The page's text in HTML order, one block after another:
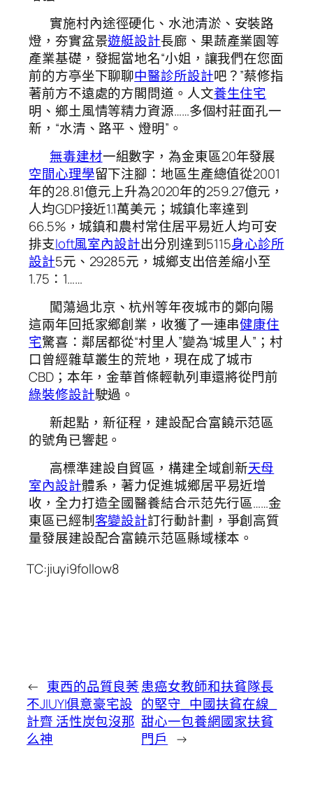
實施村內途徑硬化、水池清淤、安裝路
燈，夯實盆景遊艇設計長廊、果蔬產業園等
產業基礎，發掘當地名“小姐，讓我們在您面
前的方亭坐下聊聊中醫診所設計吧？”蔡修指
著前方不遠處的方閣問道。人文養生住宅
明、鄉土風情等精力資源……多個村莊面孔一
新，“水清、路平、燈明”。
無毒建材一組數字，為金東區20年發展
空間心理學留下注腳：地區生產總值從2001
年的28.81億元上升為2020年的259.27億元，
人均GDP接近1.1萬美元；城鎮化率達到
66.5%，城鎮和農村常住居平易近人均可安
排支loft風室內設計出分別達到5115身心診所
設計5元、29285元，城鄉支出倍差縮小至
1.75：1……
闖蕩過北京、杭州等年夜城市的鄭向陽
這兩年回抵家鄉創業，收獲了一連串健康住
宅驚喜：鄰居都從“村里人”變為“城里人”；村
口曾經雜草叢生的荒地，現在成了城市
CBD；本年，金華首條輕軌列車還將從門前
綠裝修設計駛過。
新起點，新征程，建設配合富饒示范區
的號角已響起。
高標準建設自貿區，構建全域創新天母
室內設計體系，著力促進城鄉居平易近增
收，全力打造全國醫養結合示范先行區……金
東區已經制客變設計訂行動計劃，爭創高質
量發展建設配合富饒示范區縣域樣本。
TC:jiuyi9follow8
← 東西的品質良莠
不JIUYI俱意豪宅設
計齊 活性炭包沒那
么神
患癌女教師和扶貧隊長
的堅守_中國扶貧在線_
甜心一包養網國家扶貧
門戶
→